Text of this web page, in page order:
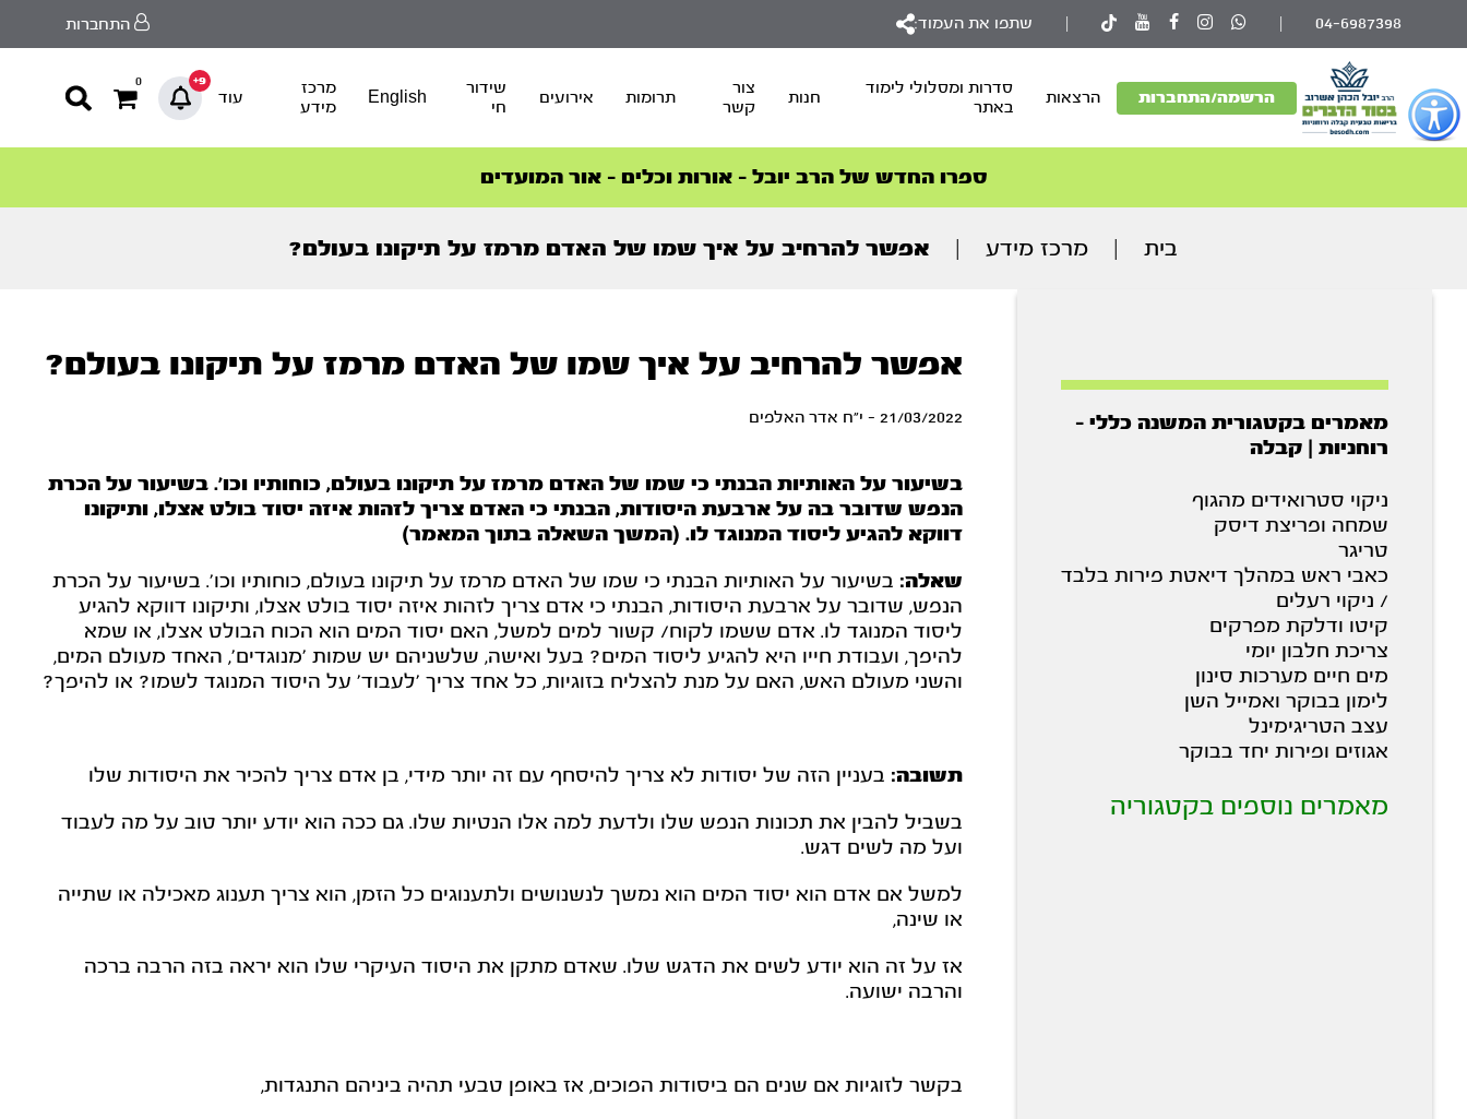
כפתור
לפתיחת
תפריט
נגישות
04-6987398 שתפו את העמוד: התחברות
הרשמה/התחברות הרצאות
סדרות ומסלולי לימוד
באתר
חנות
צור
קשר
תרומות אירועים
שידור
חי
English
מרכז
מידע
עוד
9+
0
סדרות הפודקאסטים
הסדרה המובילה החודש – דרך המלך
ספרו החדש של הרב יובל – אורות וכלים – אור המועדים
הצטרפו למהפכת הבריאות הטבעית >
סדרות הפודקאסטים
הסדרה המובילה החודש – דרך המלך
בית מרכז מידע אפשר להרחיב על איך שמו של האדם מרמז על תיקונו בעולם?
מאמרים בקטגורית המשנה כללי -
רוחניות | קבלה
ניקוי סטרואידים מהגוף
שמחה ופריצת דיסק
טריגר
כאבי ראש במהלך דיאטת פירות בלבד
/ ניקוי רעלים
קיטו ודלקת מפרקים
צריכת חלבון יומי
מים חיים מערכות סינון
לימון בבוקר ואמייל השן
עצב הטריגימינל
אגוזים ופירות יחד בבוקר
מאמרים נוספים בקטגוריה
אפשר להרחיב על איך שמו של האדם מרמז על תיקונו בעולם?
21/03/2022 - י"ח אדר האלפים
בשיעור על האותיות הבנתי כי שמו של האדם מרמז על תיקונו בעולם, כוחותיו וכו'. בשיעור על הכרת
הנפש שדובר בה על ארבעת היסודות, הבנתי כי האדם צריך לזהות איזה יסוד בולט אצלו, ותיקונו
דווקא להגיע ליסוד המנוגד לו. (המשך השאלה בתוך המאמר)
שאלה: בשיעור על האותיות הבנתי כי שמו של האדם מרמז על תיקונו בעולם, כוחותיו וכו'. בשיעור על הכרת
הנפש, שדובר על ארבעת היסודות, הבנתי כי אדם צריך לזהות איזה יסוד בולט אצלו, ותיקונו דווקא להגיע
ליסוד המנוגד לו. אדם ששמו לקוח/ קשור למים למשל, האם יסוד המים הוא הכוח הבולט אצלו, או שמא
להיפך, ועבודת חייו היא להגיע ליסוד המים? בעל ואישה, שלשניהם יש שמות 'מנוגדים', האחד מעולם המים,
והשני מעולם האש, האם על מנת להצליח בזוגיות, כל אחד צריך 'לעבוד' על היסוד המנוגד לשמו? או להיפך?
תשובה: בעניין הזה של יסודות לא צריך להיסחף עם זה יותר מידי, בן אדם צריך להכיר את היסודות שלו
בשביל להבין את תכונות הנפש שלו ולדעת למה אלו הנטיות שלו. גם ככה הוא יודע יותר טוב על מה לעבוד
ועל מה לשים דגש.
למשל אם אדם הוא יסוד המים הוא נמשך לנשנושים ולתענוגים כל הזמן, הוא צריך תענוג מאכילה או שתייה
או שינה,
אז על זה הוא יודע לשים את הדגש שלו. שאדם מתקן את היסוד העיקרי שלו הוא יראה בזה הרבה ברכה
והרבה ישועה.
בקשר לזוגיות אם שנים הם ביסודות הפוכים, אז באופן טבעי תהיה ביניהם התנגדות,